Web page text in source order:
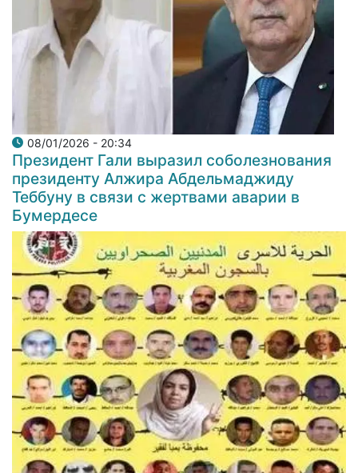
08/01/2026 - 20:34
Президент Гали выразил соболезнования
президенту Алжира Абдельмаджиду
Теббуну в связи с жертвами аварии в
Бумердесе